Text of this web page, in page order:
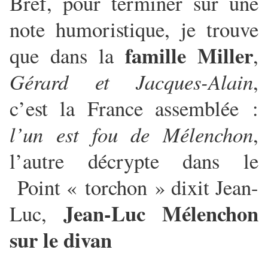
note humoristique, je trouve
que dans la famille Miller,
Gérard et Jacques-Alain,
c’est la France assemblée :
l’un est fou de Mélenchon,
l’autre décrypte dans le
Point « torchon » dixit Jean-
Luc, Jean-Luc Mélenchon
sur le divan